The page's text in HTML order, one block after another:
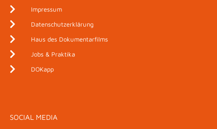
Impressum
Datenschutzerklärung
Haus des Dokumentarfilms
Jobs & Praktika
DOKapp
SOCIAL MEDIA